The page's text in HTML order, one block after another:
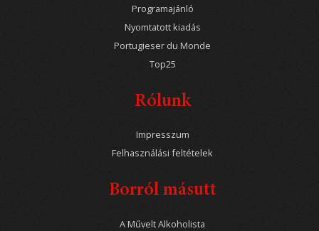
Programajánló
Nyomtatott kiadás
Portugieser du Monde
Top25
Rólunk
Impresszum
Felhasználási feltételek
Borról másutt
A Művelt Alkoholista